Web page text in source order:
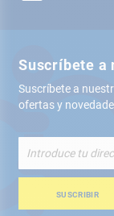
Suscríbete a
Suscríbete a
ofertas y
nuestro
de
SUSCRIBIR